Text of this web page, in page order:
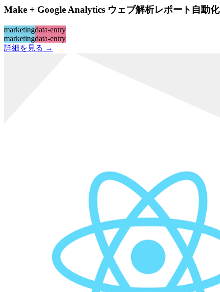
Make + Google Analytics ウェブ解析レポート自動化
marketingdata-entry
marketingdata-entry
詳細を見る →